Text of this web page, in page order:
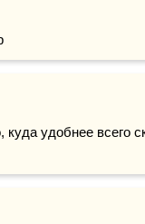
удобнее всего